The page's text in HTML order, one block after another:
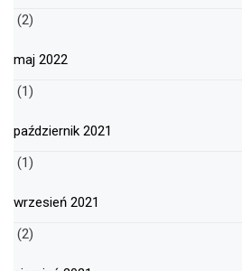
(2)
maj 2022
(1)
październik 2021
(1)
wrzesień 2021
(2)